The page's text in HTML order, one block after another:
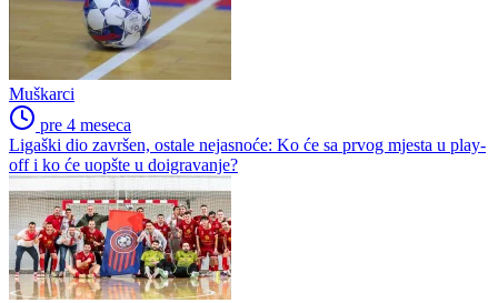
Muškarci
pre 4 meseca
Ligaški dio završen, ostale nejasnoće: Ko će sa prvog mjesta u play-
off i ko će uopšte u doigravanje?